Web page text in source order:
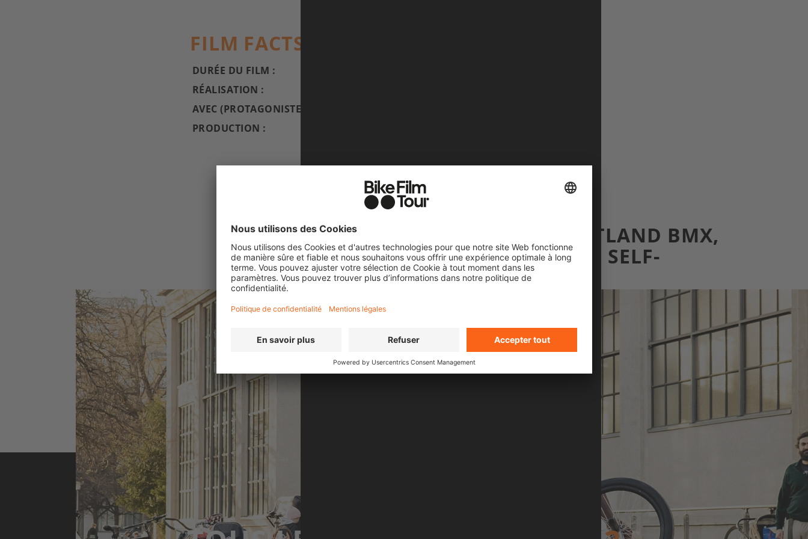
FILM FACTS
DURÉE DU FILM :
RÉALISATION :
AVEC (PROTAGONISTES) :
PRODUCTION :
Flatland Live: Omari Cato shows off his skills in front of a live audience and
brings BMX culture to the streets.
OMARI CATO: FLATLAND BMX,
COMMUNITY, AND SELF-
EXPRESSION
As part of the global urban cycling and flatland BMX scene, Omari
MORE ABOUT OMARI